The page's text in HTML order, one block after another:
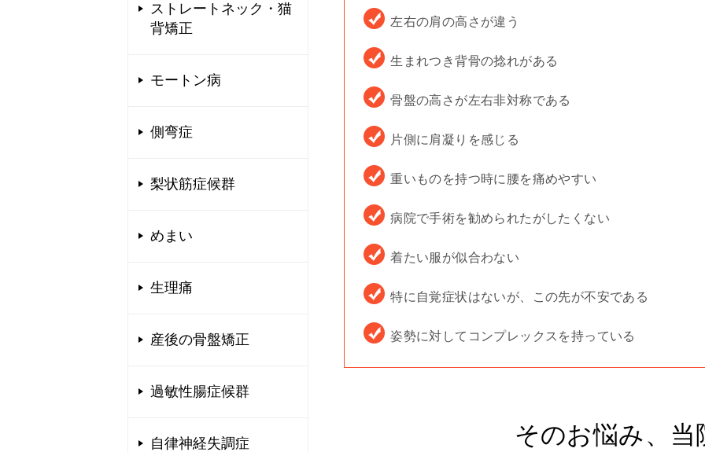
左右の肩の高さが違う
生まれつき背骨の捻れがある
骨盤の高さが左右非対称である
片側に肩凝りを感じる
重いものを持つ時に腰を痛めやすい
病院で手術を勧められたがしたくない
着たい服が似合わない
特に自覚症状はないが、この先が不安である
姿勢に対してコンプレックスを持っている
そのお悩み、当
ストレートネック・猫
背矯正
モートン病
側弯症
梨状筋症候群
めまい
生理痛
産後の骨盤矯正
過敏性腸症候群
自律神経失調症